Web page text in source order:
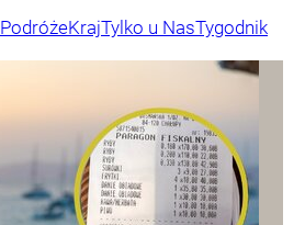
PodróżeKrajTylko u NasTygodnik